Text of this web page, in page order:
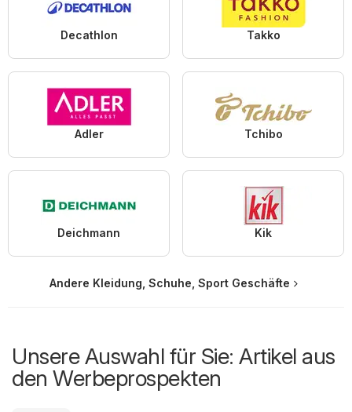
Decathlon Takko
Adler Tchibo
Deichmann Kik
Andere Kleidung, Schuhe, Sport Geschäfte
Unsere Auswahl für Sie: Artikel aus
den Werbeprospekten